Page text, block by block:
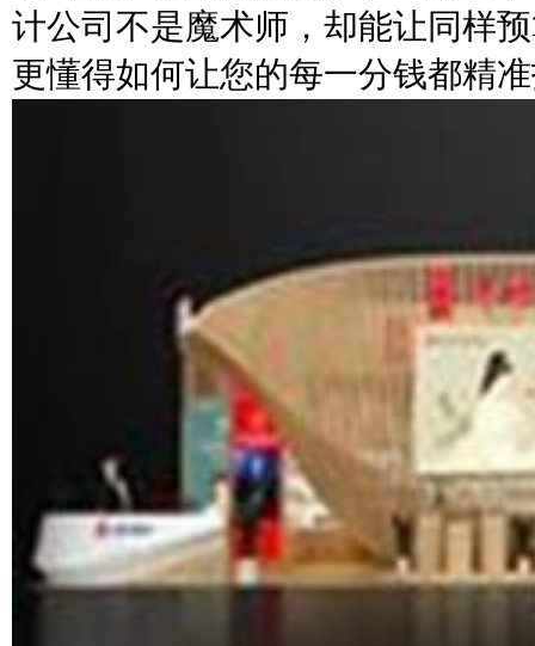
计公司不是魔术师，却能让同样
更懂得如何让您的每一分钱都精